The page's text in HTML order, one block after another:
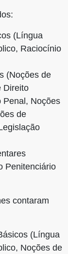
(Língua
Raciocínio
(Noções de
Direito
Penal, Noções
de
Penitenciário
contaram
(Língua
Noções de